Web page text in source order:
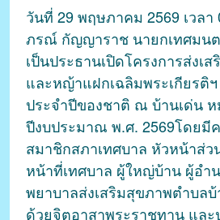
วันที่ 29 พฤษภาคม 2569 เวลา
ภรณ์ กัญญาราช นายกเทศมน
เป็นประธานเปิดโครงการส่งเ
และหญ้าแฝกเฉลิมพระเกียรติ
ประจำปีของชาติ ณ บ้านเด่น
ปีงบประมาณ พ.ศ. 2569โดยมี
สมาชิกสภาเทศบาล หัวหน้าส่ว
หน้าที่เทศบาล ผู้ใหญ่บ้าน ผู้อำ
พยาบาลส่งเสริมสุขภาพตำบล
ด้วยจิตอาสาพระราชทาน แล